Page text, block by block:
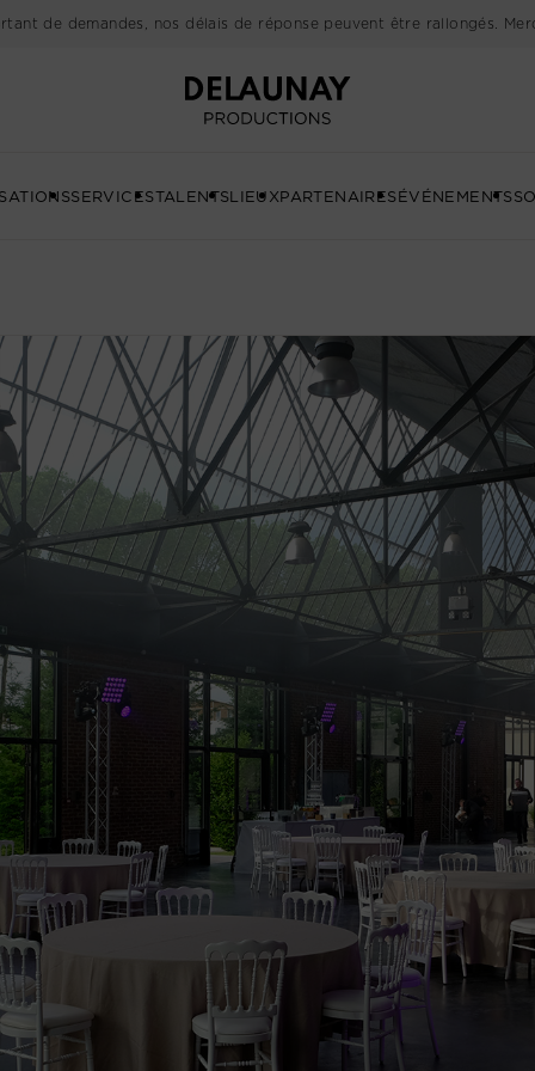
de demandes, nos délais de réponse peuvent être rallongés.
SERVICESTALENTSLIEUXPARTENAIRESÉVÉNEMENTS